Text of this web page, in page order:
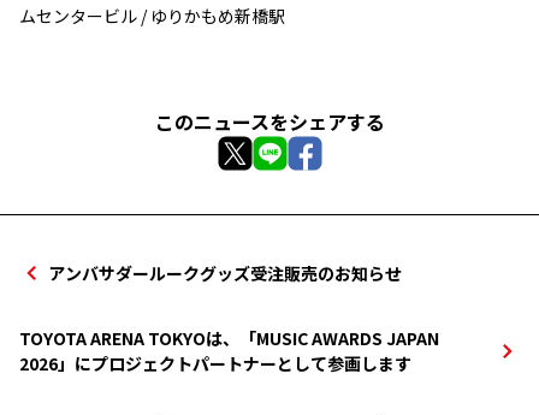
ムセンタービル / ゆりかもめ新橋駅
このニュースをシェアする
アンバサダールークグッズ受注販売のお知らせ
TOYOTA ARENA TOKYOは、「MUSIC AWARDS JAPAN
2026」にプロジェクトパートナーとして参画します